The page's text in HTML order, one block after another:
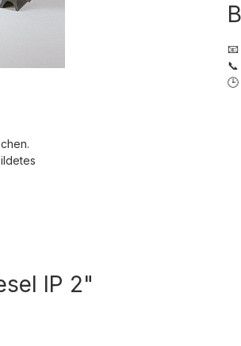
IP 2"